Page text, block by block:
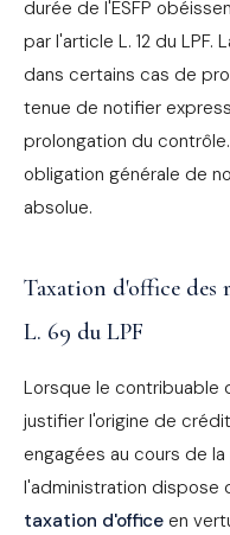
durée de l'ESFP
par l'article L. 12 du LPF.
dans certains cas de
tenue de notifier
prolongation du
obligation générale de
absolue.
Taxation d'office des
L. 69 du LPF
Lorsque le contribuable
justifier l'origine de
engagées au cours de
l'administration dispose
taxation d'office en